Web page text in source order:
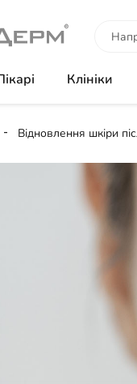
Клініки
Відновлення шкіри